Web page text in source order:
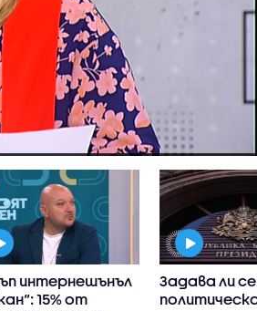
интернешънъл
15% от
Задава ли се
политическа